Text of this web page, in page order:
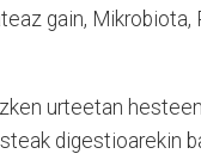
gain,
urteetan
digestioarekin